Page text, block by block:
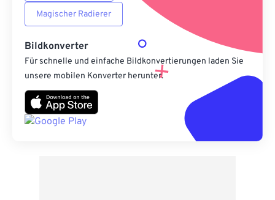
Magischer Radierer
Bildkonverter
Für schnelle und einfache Bildkonvertierungen laden Sie
unsere mobilen Konverter herunter.